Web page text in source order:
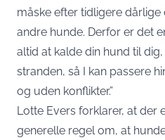
måske efter tidligere
andre hunde. Derfor er det
altid at kalde din hund til
stranden, så I kan passere
og uden konflikter.”
Lotte Evers forklarer, at der
generelle regel om, at